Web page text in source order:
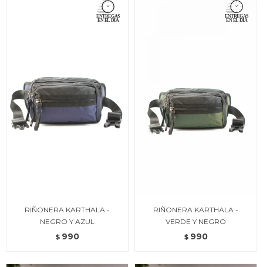
RIÑONERA KARTHALA -
NEGRO Y AZUL
$ 990
RIÑONERA KARTHALA -
VERDE Y NEGRO
$ 990